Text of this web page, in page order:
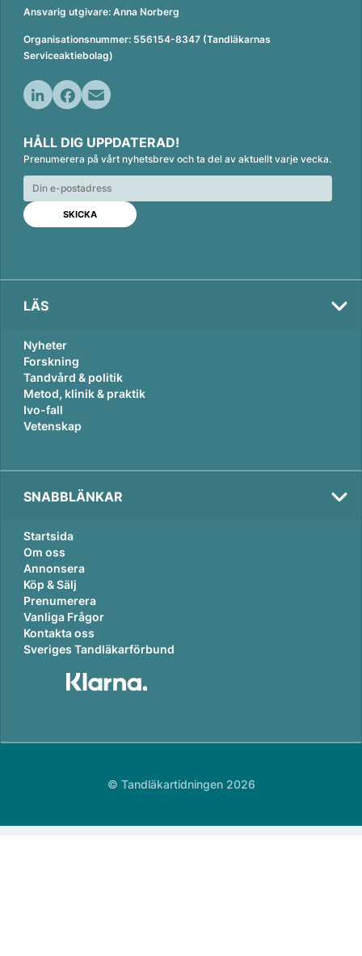
Ansvarig utgivare: Anna Norberg
Organisationsnummer: 556154-8347 (Tandläkarnas
Serviceaktiebolag)
n
k
e
d
n
c
e
b
o
o
k
a
i
l
HÅLL DIG UPPDATERAD!
Prenumerera på vårt nyhetsbrev och ta del av aktuellt varje vecka.
LÄS
Nyheter
Forskning
Tandvård & politik
Metod, klinik & praktik
Ivo-fall
Vetenskap
SNABBLÄNKAR
Startsida
Om oss
Annonsera
Köp & Sälj
Prenumerera
Vanliga Frågor
Kontakta oss
Sveriges Tandläkarförbund
© Tandläkartidningen 2026